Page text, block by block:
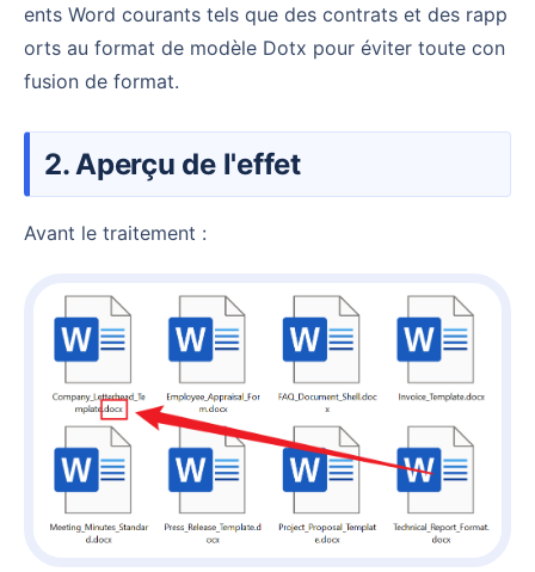
ents Word courants tels que des contrats et des rapp
orts au format de modèle Dotx pour éviter toute con
fusion de format.
2. Aperçu de l'effet
Avant le traitement :